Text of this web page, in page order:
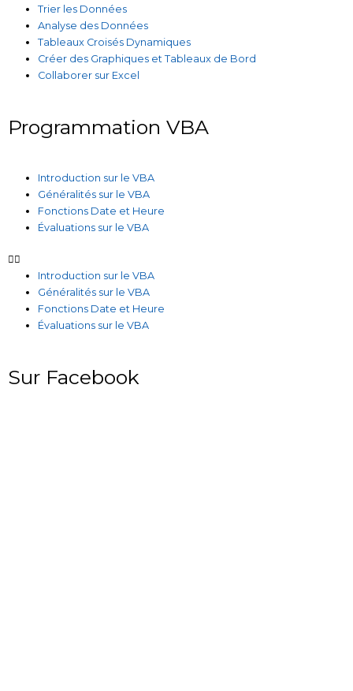
Trier les Données
Analyse des Données
Tableaux Croisés Dynamiques
Créer des Graphiques et Tableaux de Bord
Collaborer sur Excel
Programmation VBA
Introduction sur le VBA
Généralités sur le VBA
Fonctions Date et Heure
Évaluations sur le VBA
Introduction sur le VBA
Généralités sur le VBA
Fonctions Date et Heure
Évaluations sur le VBA
Sur Facebook